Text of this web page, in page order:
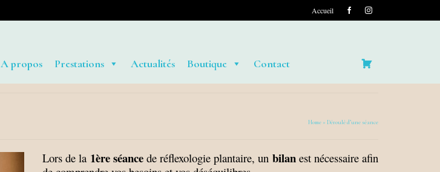
Accueil
A propos Prestations Actualités Boutique Contact
Home » Déroulé d’une séance
Lors de la 1ère séancede réflexologie plantaire, un bilanest nécessaire afin